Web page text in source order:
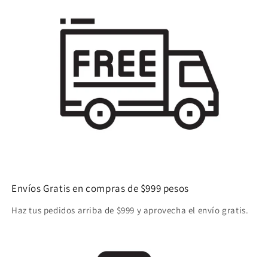
Envíos Gratis en compras de $999 pesos
Haz tus pedidos arriba de $999 y aprovecha el envío gratis.